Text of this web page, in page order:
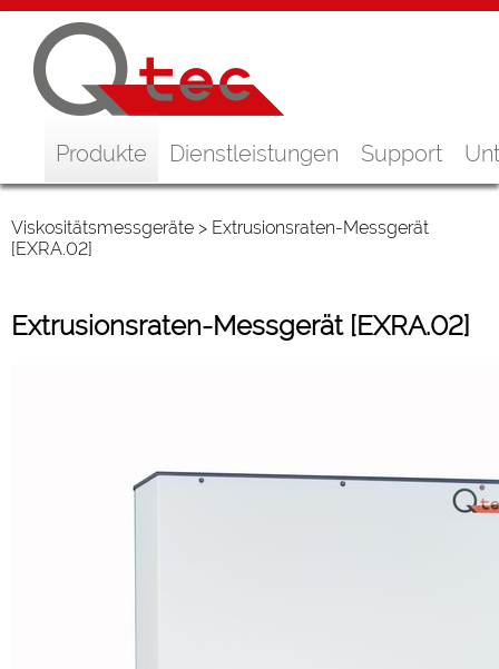
Produkte Dienstleistungen Support
Viskositätsmessgeräte > Extrusionsraten-Messgerät
[EXRA.02]
Extrusionsraten-Messgerät [EXRA.02]